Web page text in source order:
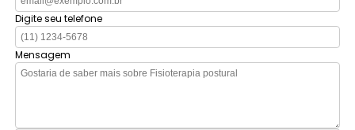
Digite seu telefone
Mensagem